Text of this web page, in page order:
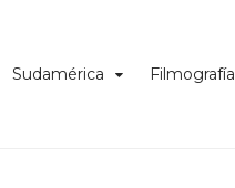
Sudamérica Filmografía